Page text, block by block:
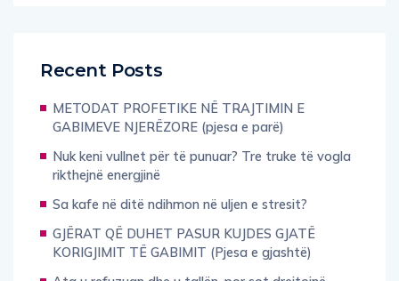
Recent Posts
METODAT PROFETIKE NË TRAJTIMIN E
GABIMEVE NJERËZORE (pjesa e parë)
Nuk keni vullnet për të punuar? Tre truke të vogla
rikthejnë energjinë
Sa kafe në ditë ndihmon në uljen e stresit?
GJËRAT QË DUHET PASUR KUJDES GJATË
KORIGJIMIT TË GABIMIT (Pjesa e gjashtë)